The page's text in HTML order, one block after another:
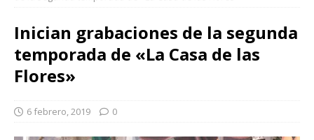
Inician grabaciones de la segunda
temporada de «La Casa de las
Flores»
6 febrero, 2019 0